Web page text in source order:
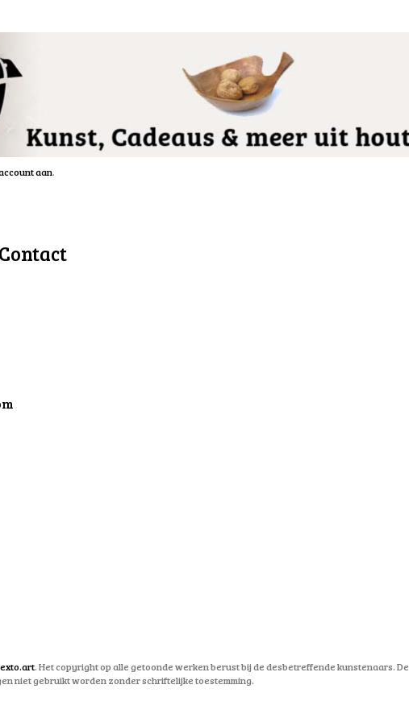
aan.
. Het copyright op alle getoonde werken berust bij de desbetreffende kunstenaars. De
niet gebruikt worden zonder schriftelijke toestemming.